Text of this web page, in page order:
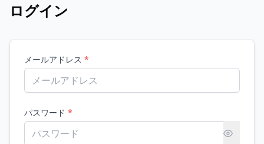
ログイン
メールアドレス *
パスワード *